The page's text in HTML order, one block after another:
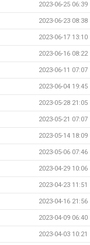
2023-06-25 06:39
2023-06-23 08:38
2023-06-17 13:10
2023-06-16 08:22
2023-06-11 07:07
2023-06-04 19:45
2023-05-28 21:05
2023-05-21 07:07
2023-05-14 18:09
2023-05-06 07:46
2023-04-29 10:06
2023-04-23 11:51
2023-04-16 21:56
2023-04-09 06:40
2023-04-03 10:21